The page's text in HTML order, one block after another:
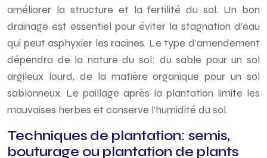
améliorer la structure et la fertilité du sol. Un bon
drainage est essentiel pour éviter la stagnation d’eau
qui peut asphyxier les racines. Le type d’amendement
dépendra de la nature du sol: du sable pour un sol
argileux lourd, de la matière organique pour un sol
sablonneux. Le paillage après la plantation limite les
mauvaises herbes et conserve l’humidité du sol.
Techniques de plantation: semis,
bouturage ou plantation de plants